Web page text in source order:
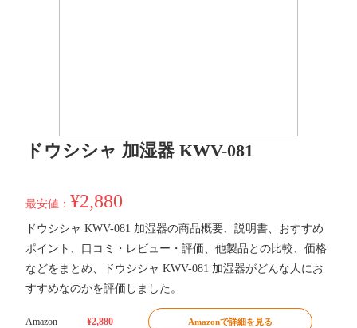
ドウシシャ 加湿器 KWV-081
最安値： ¥2,880
ドウシシャ KWV-081 加湿器の商品概要、説明書、おすすめ
ポイント、口コミ・レビュー・評価、他製品との比較、価格
などをまとめ、ドウシシャ KWV-081 加湿器がどんな人にお
すすめなのかを評価しました。
Amazon ¥2,880 Amazonで詳細を見る